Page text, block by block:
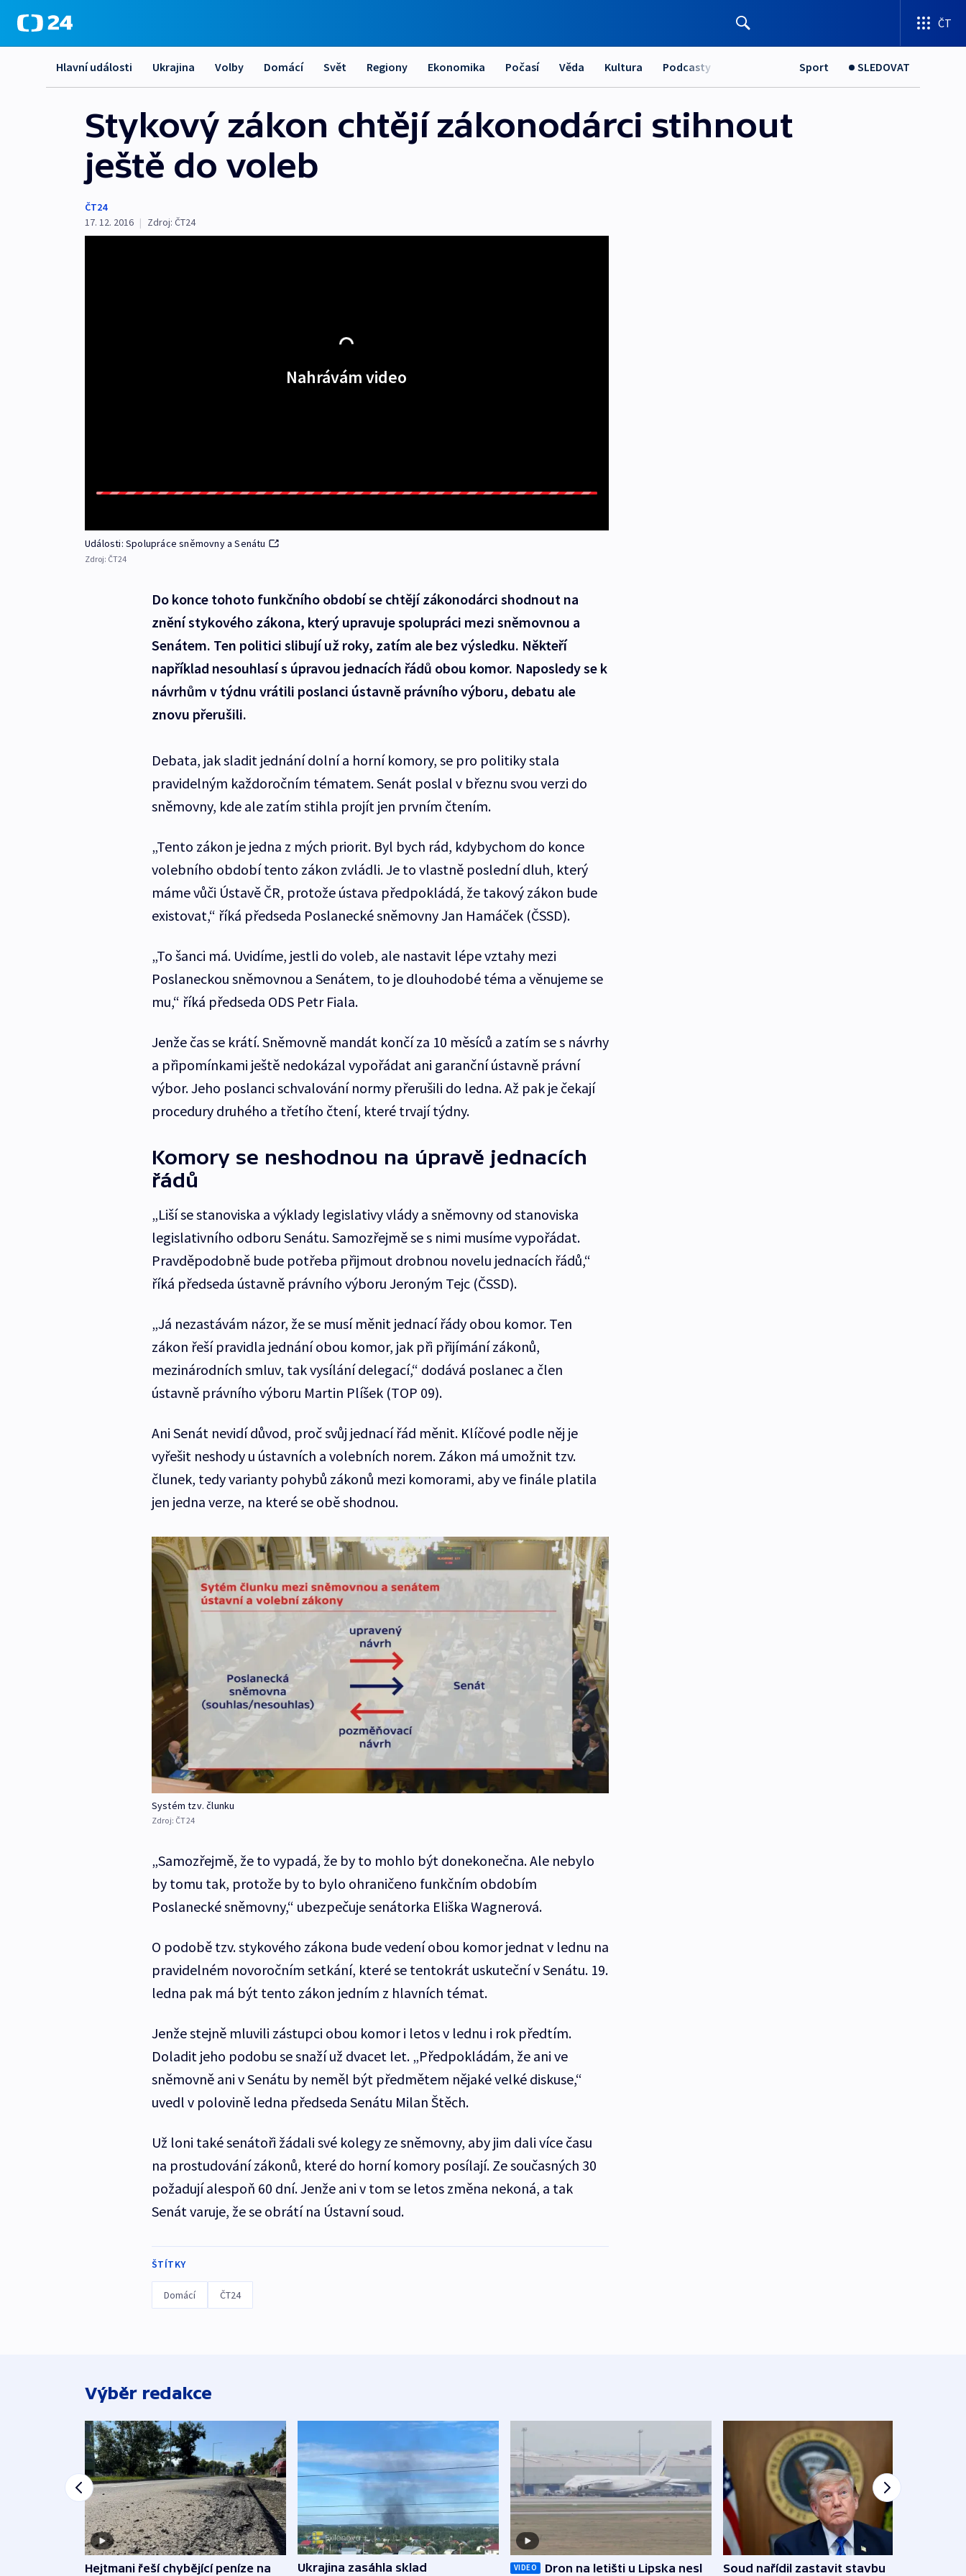
ČT
Hlavní události Ukrajina Volby Domácí Svět Regiony Ekonomika Počasí Věda Kultura Podcasty Sport SLEDOVAT
Stykový zákon chtějí zákonodárci stihnout
ještě do voleb
ČT24
17. 12. 2016 | Zdroj: ČT24
Nahrávám video
Události: Spolupráce sněmovny a Senátu
Zdroj: ČT24
Do konce tohoto funkčního období se chtějí zákonodárci shodnout na
znění stykového zákona, který upravuje spolupráci mezi sněmovnou a
Senátem. Ten politici slibují už roky, zatím ale bez výsledku. Někteří
například nesouhlasí s úpravou jednacích řádů obou komor. Naposledy se k
návrhům v týdnu vrátili poslanci ústavně právního výboru, debatu ale
znovu přerušili.
Debata, jak sladit jednání dolní a horní komory, se pro politiky stala
pravidelným každoročním tématem. Senát poslal v březnu svou verzi do
sněmovny, kde ale zatím stihla projít jen prvním čtením.
„Tento zákon je jedna z mých priorit. Byl bych rád, kdybychom do konce
volebního období tento zákon zvládli. Je to vlastně poslední dluh, který
máme vůči Ústavě ČR, protože ústava předpokládá, že takový zákon bude
existovat,“ říká předseda Poslanecké sněmovny Jan Hamáček (ČSSD).
„To šanci má. Uvidíme, jestli do voleb, ale nastavit lépe vztahy mezi
Poslaneckou sněmovnou a Senátem, to je dlouhodobé téma a věnujeme se
mu,“ říká předseda ODS Petr Fiala.
Jenže čas se krátí. Sněmovně mandát končí za 10 měsíců a zatím se s návrhy
a připomínkami ještě nedokázal vypořádat ani garanční ústavně právní
výbor. Jeho poslanci schvalování normy přerušili do ledna. Až pak je čekají
procedury druhého a třetího čtení, které trvají týdny.
Komory se neshodnou na úpravě jednacích
řádů
„Liší se stanoviska a výklady legislativy vlády a sněmovny od stanoviska
legislativního odboru Senátu. Samozřejmě se s nimi musíme vypořádat.
Pravděpodobně bude potřeba přijmout drobnou novelu jednacích řádů,“
říká předseda ústavně právního výboru Jeroným Tejc (ČSSD).
„Já nezastávám názor, že se musí měnit jednací řády obou komor. Ten
zákon řeší pravidla jednání obou komor, jak při přijímání zákonů,
mezinárodních smluv, tak vysílání delegací,“ dodává poslanec a člen
ústavně právního výboru Martin Plíšek (TOP 09).
Ani Senát nevidí důvod, proč svůj jednací řád měnit. Klíčové podle něj je
vyřešit neshody u ústavních a volebních norem. Zákon má umožnit tzv.
člunek, tedy varianty pohybů zákonů mezi komorami, aby ve finále platila
jen jedna verze, na které se obě shodnou.
Systém tzv. člunku
Zdroj: ČT24
„Samozřejmě, že to vypadá, že by to mohlo být donekonečna. Ale nebylo
by tomu tak, protože by to bylo ohraničeno funkčním obdobím
Poslanecké sněmovny,“ ubezpečuje senátorka Eliška Wagnerová.
O podobě tzv. stykového zákona bude vedení obou komor jednat v lednu na
pravidelném novoročním setkání, které se tentokrát uskuteční v Senátu. 19.
ledna pak má být tento zákon jedním z hlavních témat.
Jenže stejně mluvili zástupci obou komor i letos v lednu i rok předtím.
Doladit jeho podobu se snaží už dvacet let. „Předpokládám, že ani ve
sněmovně ani v Senátu by neměl být předmětem nějaké velké diskuse,“
uvedl v polovině ledna předseda Senátu Milan Štěch.
Už loni také senátoři žádali své kolegy ze sněmovny, aby jim dali více času
na prostudování zákonů, které do horní komory posílají. Ze současných 30
požadují alespoň 60 dní. Jenže ani v tom se letos změna nekoná, a tak
Senát varuje, že se obrátí na Ústavní soud.
ŠTÍTKY
Domácí ČT24
Výběr redakce
Hejtmani řeší chybějící peníze na
Ukrajina zasáhla sklad
VIDEO
Dron na letišti u Lipska nesl
Soud nařídil zastavit stavbu